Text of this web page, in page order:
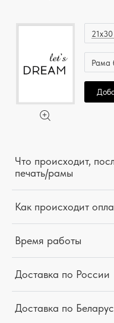
Рама
Что происходит,
печать/рамы
Как происходит
Время работы
Доставка по России
Доставка по